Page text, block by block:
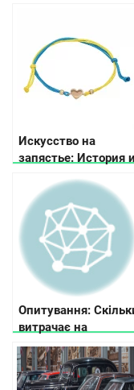
позитивом
Искусство на
запястье: История и
драгоценных
браслетов
Опитування:
витрачає на
відпочинок
український турист?